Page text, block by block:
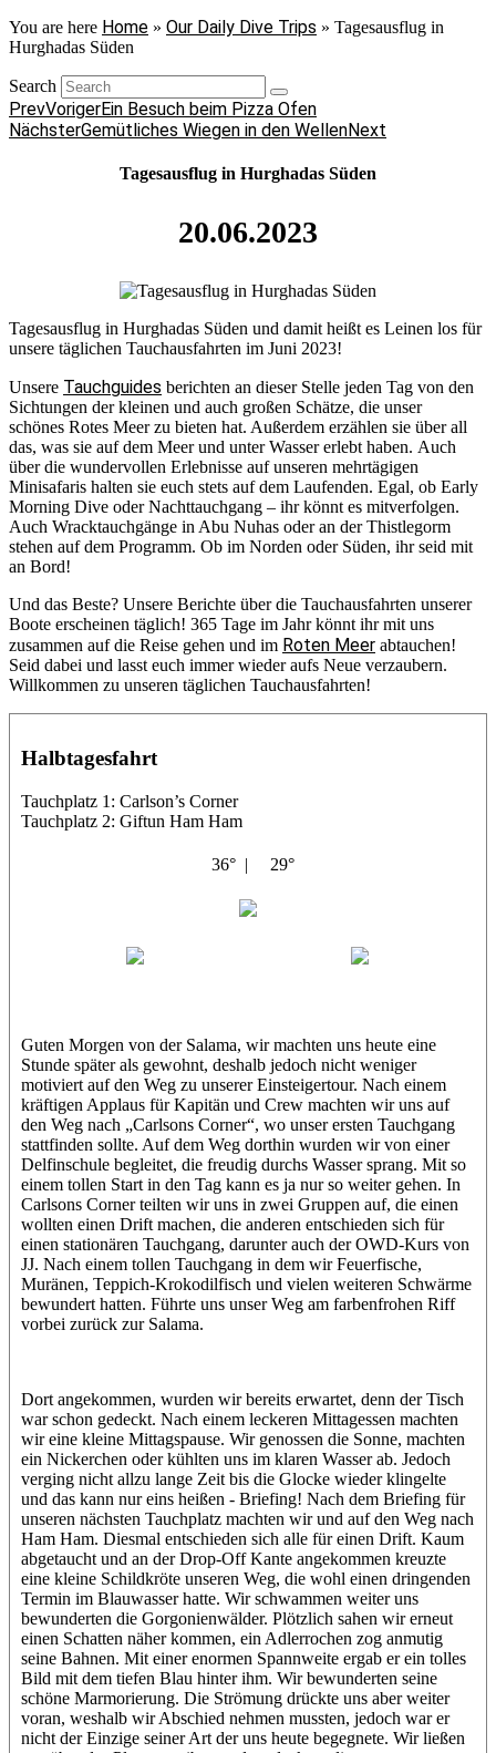
You are here Home » Our Daily Dive Trips » Tagesausflug in
Hurghadas Süden
Search
PrevVorigerEin Besuch beim Pizza Ofen
NächsterGemütliches Wiegen in den WellenNext
Tagesausflug in Hurghadas Süden
20.06.2023
Tagesausflug in Hurghadas Süden und damit heißt es Leinen los für
unsere täglichen Tauchausfahrten im Juni 2023!
Unsere Tauchguides berichten an dieser Stelle jeden Tag von den
Sichtungen der kleinen und auch großen Schätze, die unser
schönes Rotes Meer zu bieten hat. Außerdem erzählen sie über all
das, was sie auf dem Meer und unter Wasser erlebt haben. Auch
über die wundervollen Erlebnisse auf unseren mehrtägigen
Minisafaris halten sie euch stets auf dem Laufenden. Egal, ob Early
Morning Dive oder Nachttauchgang – ihr könnt es mitverfolgen.
Auch Wracktauchgänge in Abu Nuhas oder an der Thistlegorm
stehen auf dem Programm. Ob im Norden oder Süden, ihr seid mit
an Bord!
Und das Beste? Unsere Berichte über die Tauchausfahrten unserer
Boote erscheinen täglich! 365 Tage im Jahr könnt ihr mit uns
zusammen auf die Reise gehen und im Roten Meer abtauchen!
Seid dabei und lasst euch immer wieder aufs Neue verzaubern.
Willkommen zu unseren täglichen Tauchausfahrten!
Halbtagesfahrt
Tauchplatz 1: Carlson’s Corner
Tauchplatz 2: Giftun Ham Ham
36° | 29°
Guten Morgen von der Salama, wir machten uns heute eine
Stunde später als gewohnt, deshalb jedoch nicht weniger
motiviert auf den Weg zu unserer Einsteigertour. Nach einem
kräftigen Applaus für Kapitän und Crew machten wir uns auf
den Weg nach „Carlsons Corner“, wo unser ersten Tauchgang
stattfinden sollte. Auf dem Weg dorthin wurden wir von einer
Delfinschule begleitet, die freudig durchs Wasser sprang. Mit so
einem tollen Start in den Tag kann es ja nur so weiter gehen. In
Carlsons Corner teilten wir uns in zwei Gruppen auf, die einen
wollten einen Drift machen, die anderen entschieden sich für
einen stationären Tauchgang, darunter auch der OWD-Kurs von
JJ. Nach einem tollen Tauchgang in dem wir Feuerfische,
Muränen, Teppich-Krokodilfisch und vielen weiteren Schwärme
bewundert hatten. Führte uns unser Weg am farbenfrohen Riff
vorbei zurück zur Salama.
Dort angekommen, wurden wir bereits erwartet, denn der Tisch
war schon gedeckt. Nach einem leckeren Mittagessen machten
wir eine kleine Mittagspause. Wir genossen die Sonne, machten
ein Nickerchen oder kühlten uns im klaren Wasser ab. Jedoch
verging nicht allzu lange Zeit bis die Glocke wieder klingelte
und das kann nur eins heißen - Briefing! Nach dem Briefing für
unseren nächsten Tauchplatz machten wir und auf den Weg nach
Ham Ham. Diesmal entschieden sich alle für einen Drift. Kaum
abgetaucht und an der Drop-Off Kante angekommen kreuzte
eine kleine Schildkröte unseren Weg, die wohl einen dringenden
Termin im Blauwasser hatte. Wir schwammen weiter uns
bewunderten die Gorgonienwälder. Plötzlich sahen wir erneut
einen Schatten näher kommen, ein Adlerrochen zog anmutig
seine Bahnen. Mit einer enormen Spannweite ergab er ein tolles
Bild mit dem tiefen Blau hinter ihm. Wir bewunderten seine
schöne Marmorierung. Die Strömung drückte uns aber weiter
voran, weshalb wir Abschied nehmen mussten, jedoch war er
nicht der Einzige seiner Art der uns heute begegnete. Wir ließen